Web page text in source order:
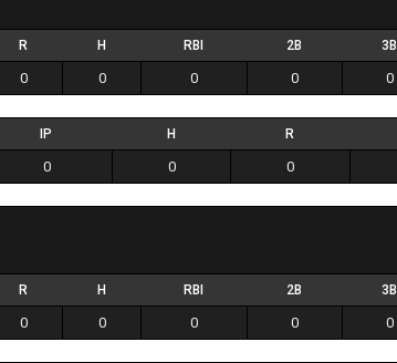
R H RBI 2B 3B
0 0 0 0 0
IP H R
0 0 0
R H RBI 2B 3B
0 0 0 0 0